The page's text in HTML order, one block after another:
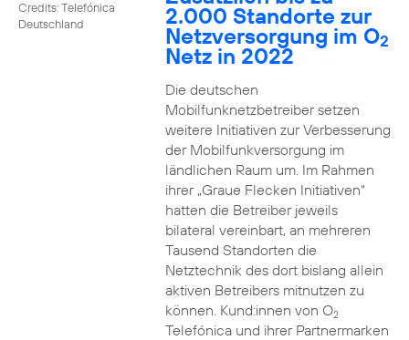
Credits: Telefónica
Deutschland
2.000 Standorte zur
Netzversorgung im O2
Netz in 2022
Die deutschen
Mobilfunknetzbetreiber setzen
weitere Initiativen zur Verbesserung
der Mobilfunkversorgung im
ländlichen Raum um. Im Rahmen
ihrer „Graue Flecken Initiativen“
hatten die Betreiber jeweils
bilateral vereinbart, an mehreren
Tausend Standorten die
Netztechnik des dort bislang allein
aktiven Betreibers mitnutzen zu
können. Kund:innen von O2
Telefónica und ihrer Partnermarken